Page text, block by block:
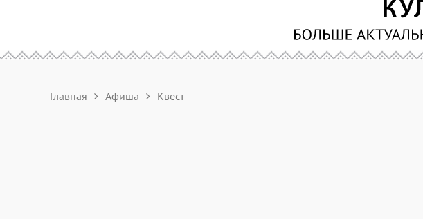
Главная Афиша Квест